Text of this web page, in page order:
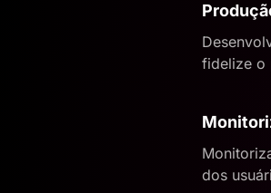
fidelize o
dos